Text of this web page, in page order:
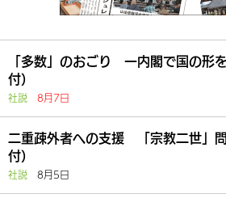
「多数」のおごり 一内閣で国の形
付）
社説 8月7日
二重疎外者への支援 「宗教二世」
付）
社説 8月5日